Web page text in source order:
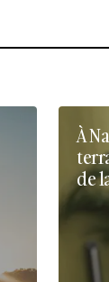
À
de